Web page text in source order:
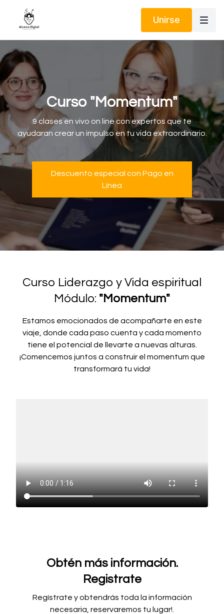
Unirse
Curso "Momentum"
9 clases en vivo on line con expertos que te
ayudaran crear un impulso en tu vida extraordinario.
Descuento especial con Pago en
Línea
Curso Liderazgo y Vida espiritual
Módulo: "Momentum"
Estamos emocionados de acompañarte en este
viaje, donde cada paso cuenta y cada momento
tiene el potencial de llevarte a nuevas alturas.
¡Comencemos juntos a construir el momentum que
transformará tu vida!
Obtén más información.
Registrate
Regístrate y obtendrás toda la información
necesaria, reservaremos tu lugar!.